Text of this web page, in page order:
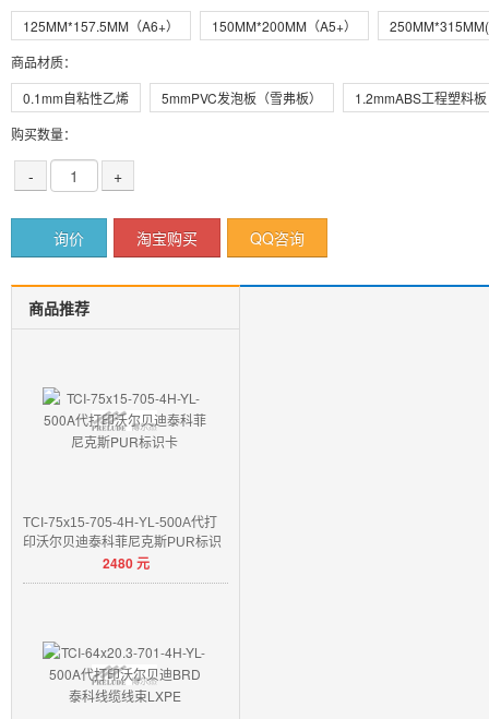
125MM*157.5MM（A6+）
150MM*200MM（A5+）
商品材质：
0.1mm自粘性乙烯
5mmPVC发泡板（雪弗板）
1.2mmABS工程塑料板
购买数量：
- +
询价 淘宝购买 QQ咨询
商品推荐
TCI-75x15-705-4H-YL-500A代打
印沃尔贝迪泰科菲尼克斯PUR标识
2480元